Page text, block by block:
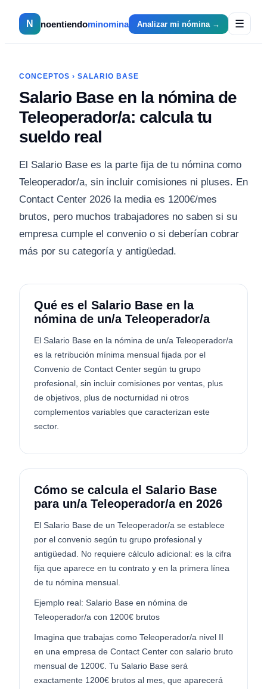
N noentiendominomina Analizar mi nómina → ☰
CONCEPTOS › SALARIO BASE
Salario Base en la nómina de
Teleoperador/a: calcula tu
sueldo real
El Salario Base es la parte fija de tu nómina como
Teleoperador/a, sin incluir comisiones ni pluses. En
Contact Center 2026 la media es 1200€/mes
brutos, pero muchos trabajadores no saben si su
empresa cumple el convenio o si deberían cobrar
más por su categoría y antigüedad.
Qué es el Salario Base en la
nómina de un/a Teleoperador/a
El Salario Base en la nómina de un/a Teleoperador/a
es la retribución mínima mensual fijada por el
Convenio de Contact Center según tu grupo
profesional, sin incluir comisiones por ventas, plus
de objetivos, plus de nocturnidad ni otros
complementos variables que caracterizan este
sector.
Cómo se calcula el Salario Base
para un/a Teleoperador/a en 2026
El Salario Base de un Teleoperador/a se establece
por el convenio según tu grupo profesional y
antigüedad. No requiere cálculo adicional: es la cifra
fija que aparece en tu contrato y en la primera línea
de tu nómina mensual.
Ejemplo real: Salario Base en nómina de
Teleoperador/a con 1200€ brutos
Imagina que trabajas como Teleoperador/a nivel II
en una empresa de Contact Center con salario bruto
mensual de 1200€. Tu Salario Base será
exactamente 1200€ brutos al mes, que aparecerá